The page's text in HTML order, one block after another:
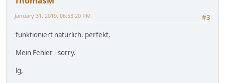
#3
January 31, 2019, 06:53:20 PM
funktioniert natürlich. perfekt.
Mein Fehler - sorry.
lg,